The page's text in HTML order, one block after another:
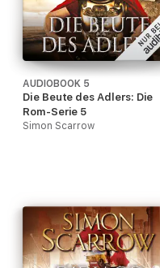
AUDIOBOOK 5
Die Beute des Adlers: Die
Rom-Serie 5
Simon Scarrow